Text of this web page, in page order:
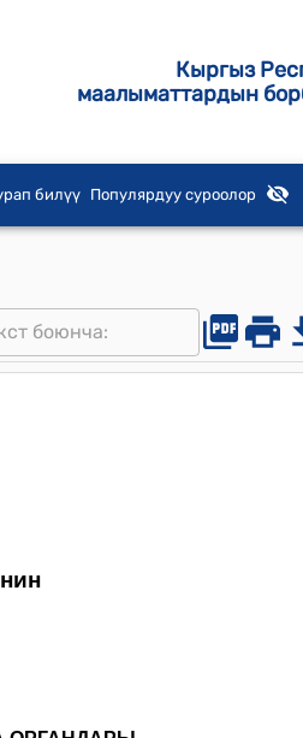
Кыргыз
маалыматтардын
билүү Популярдуу суроолор